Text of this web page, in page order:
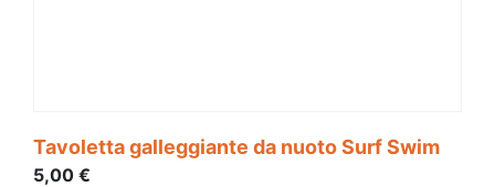
Tavoletta galleggiante da nuoto Surf Swim
5,00 €